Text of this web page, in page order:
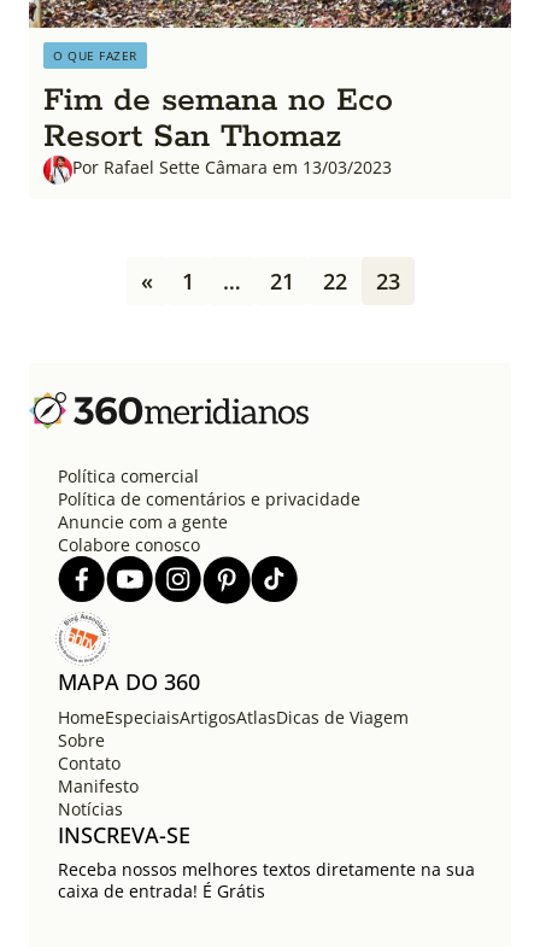
O QUE FAZER
Fim de semana no Eco
Resort San Thomaz
Por Rafael Sette Câmara em 13/03/2023
a
ç
« 1 … 21 22 23
Política comercial
Política de comentários e privacidade
Anuncie com a gente
Colabore conosco
MAPA DO 360
HomeEspeciaisArtigosAtlasDicas de Viagem
Sobre
Contato
Manifesto
Notícias
INSCREVA-SE
Receba nossos melhores textos diretamente na sua
caixa de entrada! É Grátis